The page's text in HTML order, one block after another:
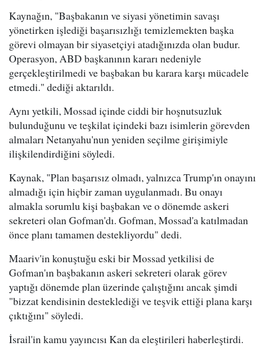
Kaynağın, "Başbakanın ve siyasi yönetimin savaşı
yönetirken işlediği başarısızlığı temizlemekten başka
görevi olmayan bir siyasetçiyi atadığınızda olan budur.
Operasyon, ABD başkanının kararı nedeniyle
gerçekleştirilmedi ve başbakan bu karara karşı mücadele
etmedi." dediği aktarıldı.
Aynı yetkili, Mossad içinde ciddi bir hoşnutsuzluk
bulunduğunu ve teşkilat içindeki bazı isimlerin görevden
almaları Netanyahu'nun yeniden seçilme girişimiyle
ilişkilendirdiğini söyledi.
Kaynak, "Plan başarısız olmadı, yalnızca Trump'ın onayını
almadığı için hiçbir zaman uygulanmadı. Bu onayı
almakla sorumlu kişi başbakan ve o dönemde askeri
sekreteri olan Gofman'dı. Gofman, Mossad'a katılmadan
önce planı tamamen destekliyordu" dedi.
Maariv'in konuştuğu eski bir Mossad yetkilisi de
Gofman'ın başbakanın askeri sekreteri olarak görev
yaptığı dönemde plan üzerinde çalıştığını ancak şimdi
"bizzat kendisinin desteklediği ve teşvik ettiği plana karşı
çıktığını" söyledi.
İsrail'in kamu yayıncısı Kan da eleştirileri haberleştirdi.